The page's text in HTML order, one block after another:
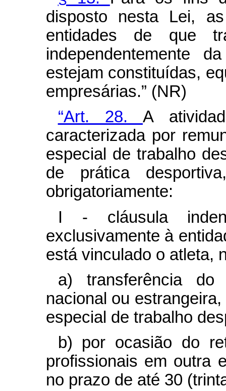
disposto nesta Lei,
entidades de que
independentemente
estejam constituídas,
empresárias.” (NR)
“Art. 28. A
caracterizada por
especial de trabalho
de prática
obrigatoriamente:
I - cláusula
exclusivamente à
está vinculado o atleta,
a) transferência do
nacional ou
especial de trabalho
b) por ocasião do
profissionais em outra
no prazo de até 30